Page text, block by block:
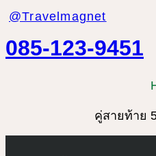
@Travelmagnet
085-123-9451
คู่สายท้าย